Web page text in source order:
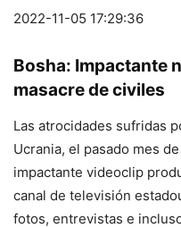
2022-11-05 17:29:36
Bosha: Impactante
masacre de civiles
Las atrocidades sufridas
Ucrania, el pasado mes
impactante videoclip
canal de televisión
fotos, entrevistas e